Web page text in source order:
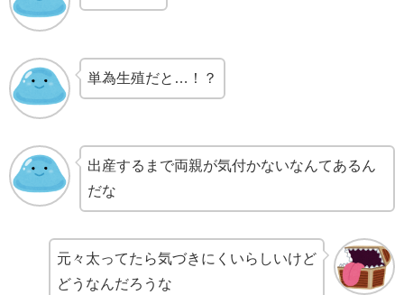
単為生殖だと…！？
出産するまで両親が気付かないなんてあるん
だな
元々太ってたら気づきにくいらしいけど
どうなんだろうな